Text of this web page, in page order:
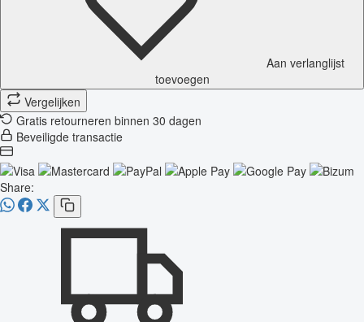
Aan verlanglijst
toevoegen
Vergelijken
Gratis retourneren binnen 30 dagen
Beveiligde transactie
Share: